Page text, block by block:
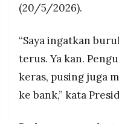
-
PT.
membandingkan
cukup dua minggu.
(20/5/2026).
“Saya ingatkan
terus. Ya kan.
keras, pusing juga
ke bank,” kata